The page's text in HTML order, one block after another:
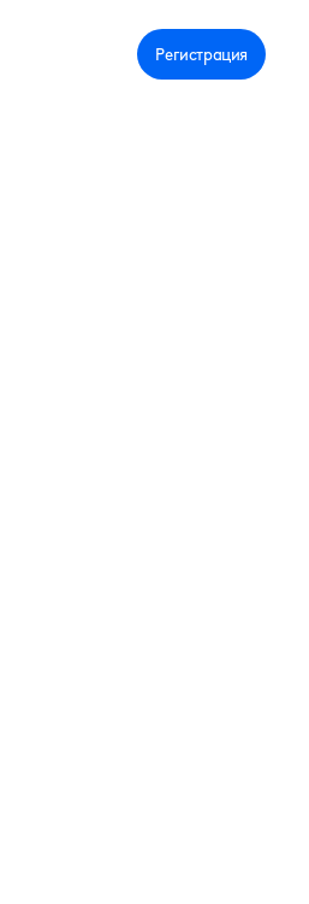
Регистрация